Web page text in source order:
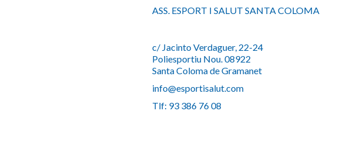
ASS. ESPORT I SALUT SANTA COLOMA
c/ Jacinto Verdaguer, 22-24
Poliesportiu Nou. 08922
Santa Coloma de Gramanet
info@esportisalut.com
Tlf: 93 386 76 08